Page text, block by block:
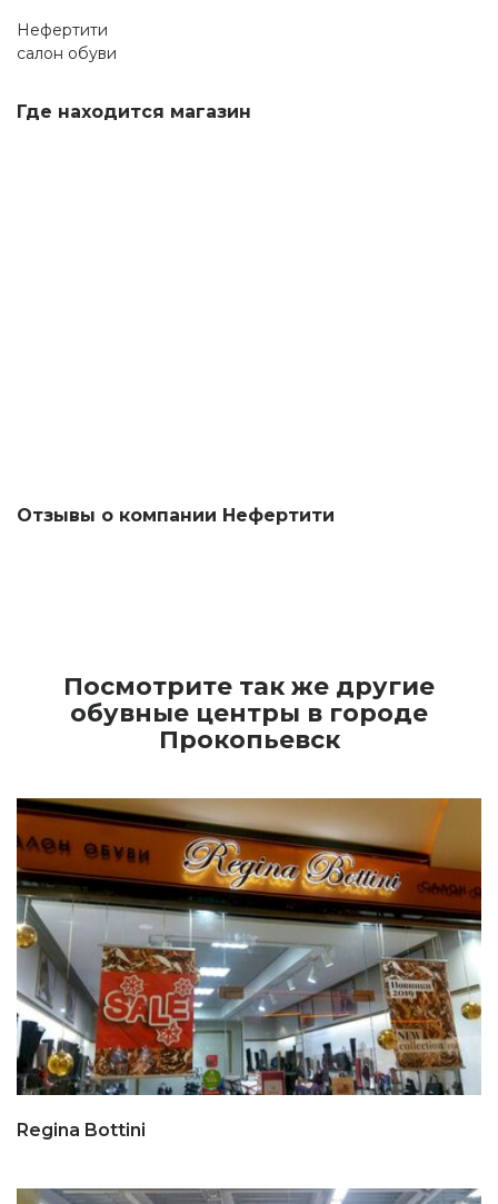
Нефертити
салон обуви
Где находится магазин
Отзывы о компании Нефертити
Посмотрите так же другие
обувные центры в городе
Прокопьевск
Regina Bottini